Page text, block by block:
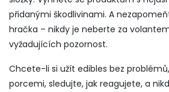
přidanými škodlivinami. A
hračka – nikdy je neberte za
vyžadujících pozornost.
Chcete-li si užít edibles bez
porcemi, sledujte, jak reagujete, a